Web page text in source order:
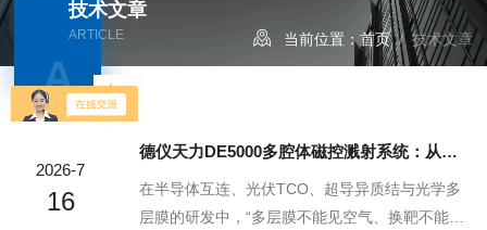
技术文章
ARTICLE
A
当前位置：首页/ 技术文章
2026-7
16
德仪天力DE5000多腔体磁控溅射系统：从科研到量产的“真空互联镀膜工厂”
在半导体互连、光伏TCO、超导异质结与光学多
层膜的研发中，“多层膜不能见空气、换靶不能破